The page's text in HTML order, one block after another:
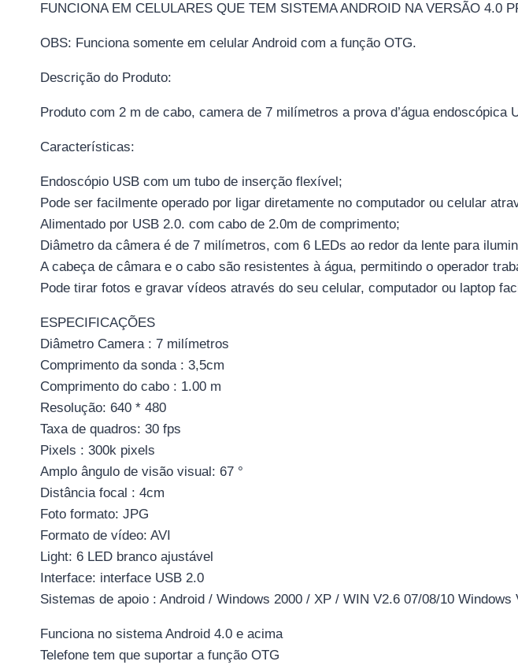
FUNCIONA EM CELULARES QUE TEM SISTEMA ANDROID NA VERSÃO 4.0
OBS: Funciona somente em celular Android com a função OTG.
Descrição do Produto:
Produto com 2 m de cabo, camera de 7 milímetros a prova d’água
Características:
Endoscópio USB com um tubo de inserção flexível;
Pode ser facilmente operado por ligar diretamente no computador ou celular
Alimentado por USB 2.0. com cabo de 2.0m de comprimento;
Diâmetro da câmera é de 7 milímetros, com 6 LEDs ao redor da lente para
A cabeça de câmara e o cabo são resistentes à água, permitindo o operador
Pode tirar fotos e gravar vídeos através do seu celular, computador ou laptop
ESPECIFICAÇÕES
Diâmetro Camera : 7 milímetros
Comprimento da sonda : 3,5cm
Comprimento do cabo : 1.00 m
Resolução: 640 * 480
Taxa de quadros: 30 fps
Pixels : 300k pixels
Amplo ângulo de visão visual: 67 °
Distância focal : 4cm
Foto formato: JPG
Formato de vídeo: AVI
Light: 6 LED branco ajustável
Interface: interface USB 2.0
Sistemas de apoio : Android / Windows 2000 / XP / WIN V2.6 07/08/10 Windows
Funciona no sistema Android 4.0 e acima
Telefone tem que suportar a função OTG